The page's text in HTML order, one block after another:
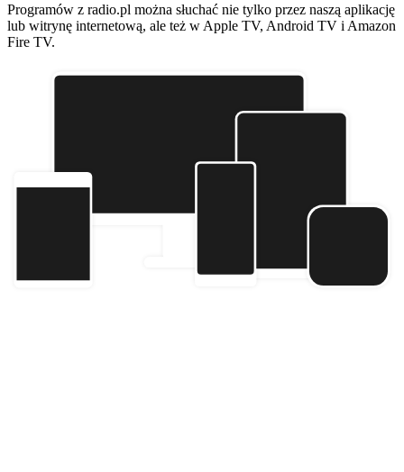
Programów z radio.pl można słuchać nie tylko przez naszą aplikację
lub witrynę internetową, ale też w Apple TV, Android TV i Amazon
Fire TV.